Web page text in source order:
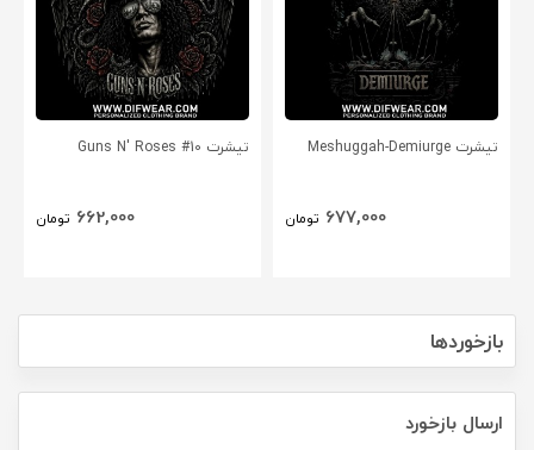
تیشرت Meshuggah-Demiurge
677,000 تومان
تیشرت Guns N' Roses #10
662,000 تومان
بازخوردها
ارسال بازخورد